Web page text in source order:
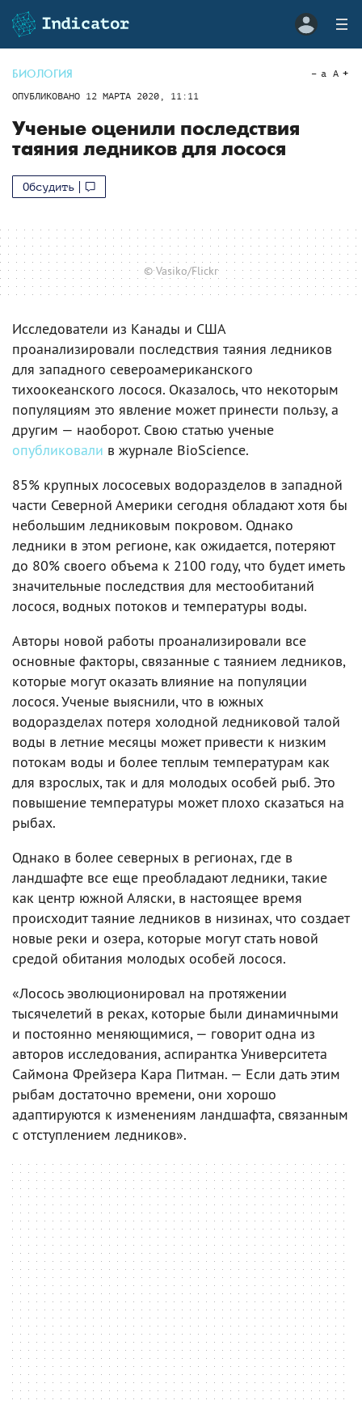
БИОЛОГИЯ
ОПУБЛИКОВАНО 12 МАРТА 2020, 11:11
a A
Ученые оценили последствия
таяния ледников для лосося
Обсудить
© Vasiko/Flickr
Исследователи из Канады и США
проанализировали последствия таяния ледников
для западного североамериканского
тихоокеанского лосося. Оказалось, что некоторым
популяциям это явление может принести пользу, а
другим — наоборот. Свою статью ученые
опубликовали в журнале BioScience.
85% крупных лососевых водоразделов в западной
части Северной Америки сегодня обладают хотя бы
небольшим ледниковым покровом. Однако
ледники в этом регионе, как ожидается, потеряют
до 80% своего объема к 2100 году, что будет иметь
значительные последствия для местообитаний
лосося, водных потоков и температуры воды.
Авторы новой работы проанализировали все
основные факторы, связанные с таянием ледников,
которые могут оказать влияние на популяции
лосося. Ученые выяснили, что в южных
водоразделах потеря холодной ледниковой талой
воды в летние месяцы может привести к низким
потокам воды и более теплым температурам как
для взрослых, так и для молодых особей рыб. Это
повышение температуры может плохо сказаться на
рыбах.
Однако в более северных в регионах, где в
ландшафте все еще преобладают ледники, такие
как центр южной Аляски, в настоящее время
происходит таяние ледников в низинах, что создает
новые реки и озера, которые могут стать новой
средой обитания молодых особей лосося.
«Лосось эволюционировал на протяжении
тысячелетий в реках, которые были динамичными
и постоянно меняющимися, — говорит одна из
авторов исследования, аспирантка Университета
Саймона Фрейзера Кара Питман. — Если дать этим
рыбам достаточно времени, они хорошо
адаптируются к изменениям ландшафта, связанным
с отступлением ледников».